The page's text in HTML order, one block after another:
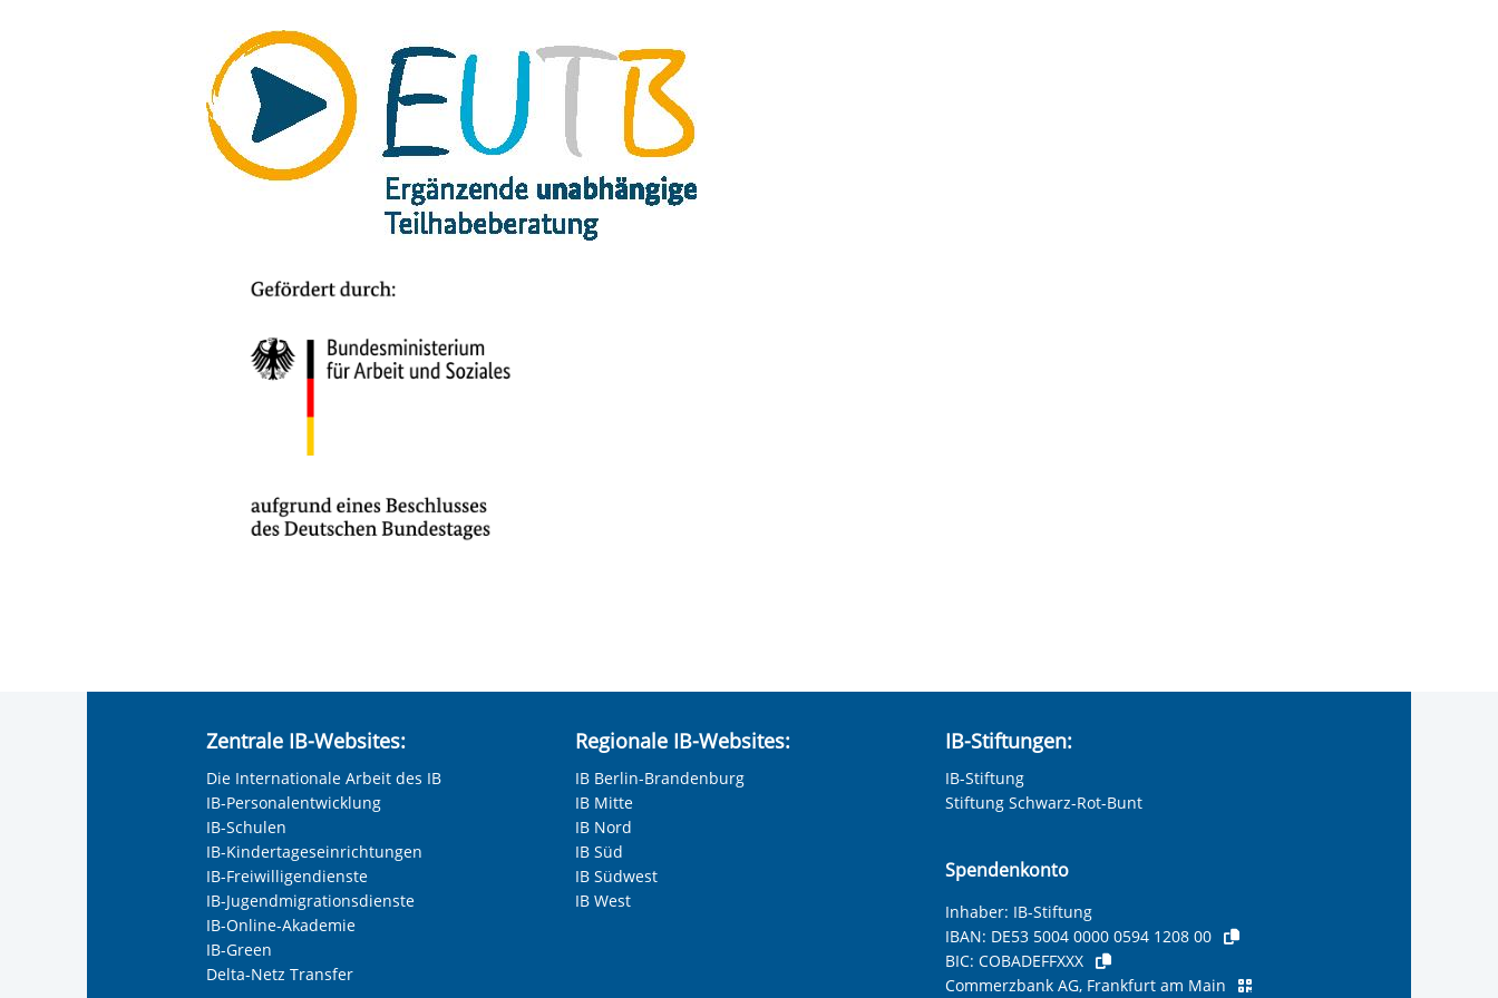
Zentrale IB-Websites:
Die Internationale Arbeit des IB
IB-Personalentwicklung
IB-Schulen
IB-Kindertageseinrichtungen
IB-Freiwilligendienste
IB-Jugendmigrationsdienste
IB-Online-Akademie
IB-Green
Delta-Netz Transfer
Regionale IB-Websites:
IB Berlin-Brandenburg
IB Mitte
IB Nord
IB Süd
IB Südwest
IB West
IB-Stiftungen:
IB-Stiftung
Stiftung Schwarz-Rot-Bunt
Spendenkonto
Inhaber: IB-Stiftung
IBAN: DE53 5004 0000 0594 1208 00
BIC: COBADEFFXXX
Commerzbank AG, Frankfurt am Main